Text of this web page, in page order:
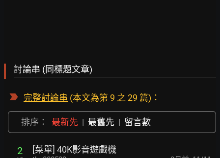
討論串 (同標題文章)
完整討論串 (本文為第 9 之 29 篇)：
排序： 最新先 | 最舊先 | 留言數
2 [菜單] 40K影音遊戲機